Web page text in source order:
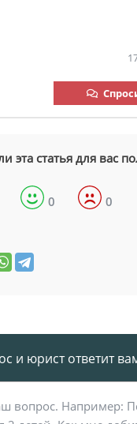
эта статья для вас
0 0
и юрист ответит